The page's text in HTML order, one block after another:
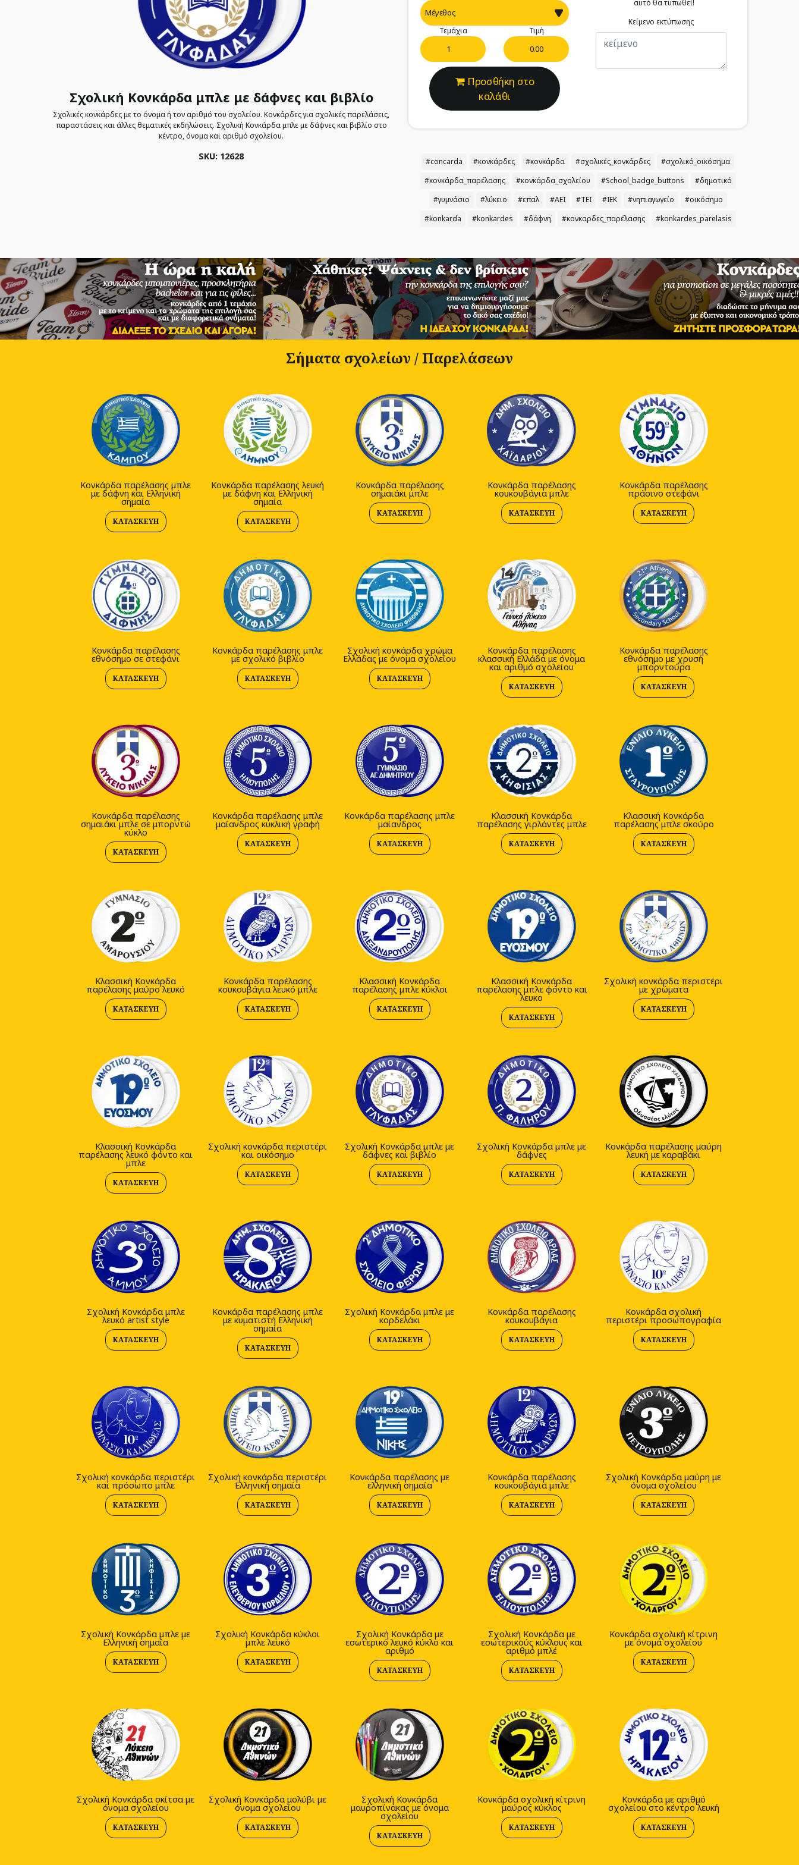
Σχολική Κονκάρδα μπλε με δάφνες και βιβλίο
Σχολικές κονκάρδες με το όνομα ή τον αριθμό του σχολείου. Κονκάρδες για σχολικές παρελάσεις,
παραστάσεις και άλλες θεματικές εκδηλώσεις. Σχολική Κονκάρδα μπλε με δάφνες και βιβλίο στο
κέντρο, όνομα και αριθμό σχολείου.
SKU: 12628
Τεμάχια Τιμή
0.00
Προσθήκη στο
καλάθι
αυτό θα τυπωθεί!
Κείμενο εκτύπωσης
#concarda #κονκάρδες #κονκάρδα #σχολικές_κονκάρδες
#σχολικό_οικόσημα
#κονκάρδα_παρέλασης
#κονκάρδα_σχολείου #School_badge_buttons
#δημοτικό
#γυμνάσιο
#λύκειο #επαλ #ΑΕΙ #ΤΕΙ #ΙΕΚ #νηπιαγωγείο
#οικόσημο
#konkarda
#konkardes #δάφνη #κονκαρδες_παρέλασης #konkardes_parelasis
Σήματα σχολείων / Παρελάσεων
Κονκάρδα παρέλασης μπλε
με δάφνη και Ελληνική
σημαία
ΚΑΤΑΣΚΕΥΉ
Κονκάρδα παρέλασης λευκή
με δάφνη και Ελληνική
σημαία
ΚΑΤΑΣΚΕΥΉ
Κονκάρδα παρέλασης
σημαιάκι μπλε
ΚΑΤΑΣΚΕΥΉ
Κονκάρδα παρέλασης
κουκουβάγια μπλε
ΚΑΤΑΣΚΕΥΉ
Κονκάρδα παρέλασης
πράσινο στεφάνι
ΚΑΤΑΣΚΕΥΉ
Κονκάρδα παρέλασης
εθνόσημο σε στεφάνι
ΚΑΤΑΣΚΕΥΉ
Κονκάρδα παρέλασης μπλε
με σχολικό βιβλίο
ΚΑΤΑΣΚΕΥΉ
Σχολική κονκάρδα χρώμα
Ελλάδας με όνομα σχολείου
ΚΑΤΑΣΚΕΥΉ
Κονκάρδα παρέλασης
κλασσική Ελλάδα με όνομα
και αριθμό σχολείου
ΚΑΤΑΣΚΕΥΉ
Κονκάρδα παρέλασης
εθνόσημο με χρυσή
μπορντούρα
ΚΑΤΑΣΚΕΥΉ
Κονκάρδα παρέλασης
σημαιάκι μπλε σε μπορντώ
κύκλο
ΚΑΤΑΣΚΕΥΉ
Κονκάρδα παρέλασης μπλε
μαίανδρος κυκλική γραφή
ΚΑΤΑΣΚΕΥΉ
Κονκάρδα παρέλασης μπλε
μαίανδρος
ΚΑΤΑΣΚΕΥΉ
Κλασσική Κονκάρδα
παρέλασης γιρλάντες μπλε
ΚΑΤΑΣΚΕΥΉ
Κλασσική Κονκάρδα
παρέλασης μπλε σκούρο
ΚΑΤΑΣΚΕΥΉ
Kλασσική Κονκάρδα
παρέλασης μαύρο λευκό
ΚΑΤΑΣΚΕΥΉ
Κονκάρδα παρέλασης
κουκουβάγια λευκό μπλε
ΚΑΤΑΣΚΕΥΉ
Κλασσική Κονκάρδα
παρέλασης μπλε κύκλοι
ΚΑΤΑΣΚΕΥΉ
Κλασσική Κονκάρδα
παρέλασης μπλε φόντο και
λευκο
ΚΑΤΑΣΚΕΥΉ
Σχολική κονκάρδα περιστέρι
με χρώματα
ΚΑΤΑΣΚΕΥΉ
Κλασσική Κονκάρδα
παρέλασης λευκό φόντο και
μπλε
ΚΑΤΑΣΚΕΥΉ
Σχολική κονκάρδα περιστέρι
και οικόσημο
ΚΑΤΑΣΚΕΥΉ
Σχολική Κονκάρδα μπλε με
δάφνες και βιβλίο
ΚΑΤΑΣΚΕΥΉ
Σχολική Κονκάρδα μπλε με
δάφνες
ΚΑΤΑΣΚΕΥΉ
Κονκάρδα παρέλασης μαύρη
λευκή με καραβάκι
ΚΑΤΑΣΚΕΥΉ
Σχολική Κονκάρδα μπλε
λευκό artist style
ΚΑΤΑΣΚΕΥΉ
Κονκάρδα παρέλασης μπλε
με κυματιστή Ελληνική
σημαία
ΚΑΤΑΣΚΕΥΉ
Σχολική Κονκάρδα μπλε με
κορδελάκι
ΚΑΤΑΣΚΕΥΉ
Κονκάρδα παρέλασης
κουκουβάγια
ΚΑΤΑΣΚΕΥΉ
Κονκάρδα σχολική
περιστέρι προσωπογραφία
ΚΑΤΑΣΚΕΥΉ
Σχολική κονκάρδα περιστέρι
και πρόσωπο μπλε
ΚΑΤΑΣΚΕΥΉ
Σχολική κονκάρδα περιστέρι
Ελληνική σημαία
ΚΑΤΑΣΚΕΥΉ
Κονκάρδα παρέλασης με
ελληνική σημαία
ΚΑΤΑΣΚΕΥΉ
Κονκάρδα παρέλασης
κουκουβάγια μπλε
ΚΑΤΑΣΚΕΥΉ
Σχολική Κονκάρδα μαύρη με
όνομα σχολείου
ΚΑΤΑΣΚΕΥΉ
Σχολική Κονκάρδα μπλε με
Ελληνική σημαία
ΚΑΤΑΣΚΕΥΉ
Σχολική Κονκάρδα κύκλοι
μπλε λευκό
ΚΑΤΑΣΚΕΥΉ
Σχολική Κονκάρδα με
εσωτερικό λευκό κύκλο και
αριθμό
ΚΑΤΑΣΚΕΥΉ
Σχολική Κονκάρδα με
εσωτερικούς κύκλους και
αριθμό μπλέ
ΚΑΤΑΣΚΕΥΉ
Κονκάρδα σχολική κίτρινη
με όνομα σχολείου
ΚΑΤΑΣΚΕΥΉ
Σχολική Κονκάρδα σκίτσα με
όνομα σχολείου
ΚΑΤΑΣΚΕΥΉ
Σχολική Κονκάρδα μολύβι με
όνομα σχολείου
ΚΑΤΑΣΚΕΥΉ
Σχολική Κονκάρδα
μαυροπίνακας με όνομα
σχολείου
ΚΑΤΑΣΚΕΥΉ
Κονκάρδα σχολική κίτρινη
μαύρος κύκλος
ΚΑΤΑΣΚΕΥΉ
Κονκάρδα με αριθμό
σχολείου στο κέντρο λευκή
ΚΑΤΑΣΚΕΥΉ